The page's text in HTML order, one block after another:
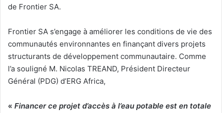
de Frontier SA.
Frontier SA s’engage à améliorer les conditions de vie des
communautés environnantes en finançant divers projets
structurants de développement communautaire. Comme
l’a souligné M. Nicolas TREAND, Président Directeur
Général (PDG) d’ERG Africa,
« Financer ce projet d’accès à l’eau potable est en totale